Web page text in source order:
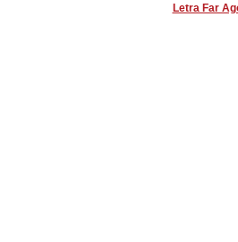
Letra Far